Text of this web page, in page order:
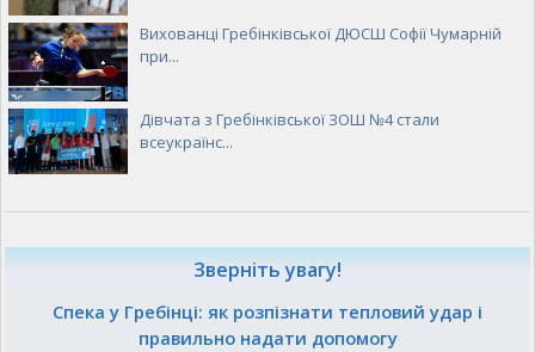
Вихованці Гребінківської ДЮСШ Софії Чумарній
при...
Дівчата з Гребінківської ЗОШ №4 стали
всеукраїнс...
Зверніть увагу!
Спека у Гребінці: як розпізнати тепловий удар і
правильно надати допомогу